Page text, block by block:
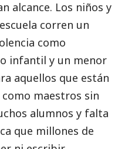
alcance. Los niños y
corren un
como
infantil y un menor
aquellos que están
maestros sin
alumnos y falta
que millones de